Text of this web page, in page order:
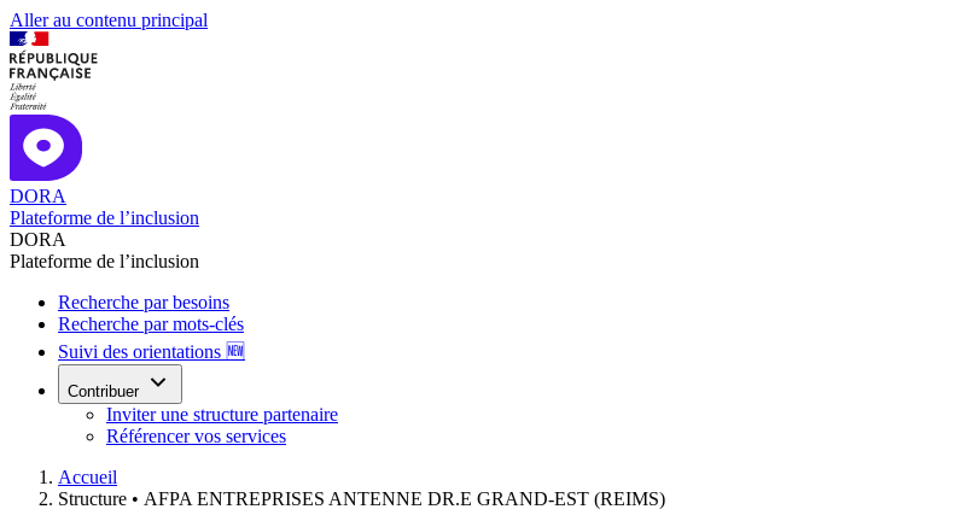
Aller au contenu principal
DORA
Plateforme de l’inclusion
DORA
Plateforme de l’inclusion
Recherche par besoins
Recherche par mots-clés
Suivi des orientations 🆕
Contribuer
Inviter une structure partenaire
Référencer vos services
Accueil
Structure • AFPA ENTREPRISES ANTENNE DR.E GRAND-EST (REIMS)